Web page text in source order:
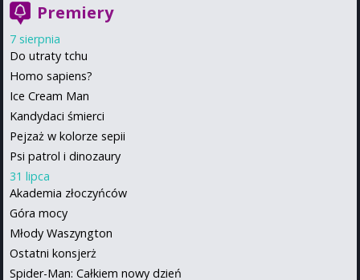
Premiery
7 sierpnia
Do utraty tchu
Homo sapiens?
Ice Cream Man
Kandydaci śmierci
Pejzaż w kolorze sepii
Psi patrol i dinozaury
31 lipca
Akademia złoczyńców
Góra mocy
Młody Waszyngton
Ostatni konsjerż
Spider-Man: Całkiem nowy dzień